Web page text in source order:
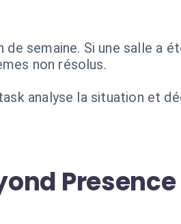
semaine. Si une salle a
non résolus.
analyse la situation et
Presence